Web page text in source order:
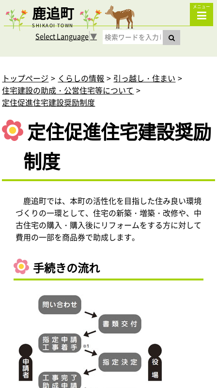
鹿追町
SHIKAOI TOWN
メニュー
Select Language▼
トップページ くらしの情報
引っ越し・住まい
住宅建設の助成・公営住宅等について
定住促進住宅建設奨励制度
定住促進住宅建設奨励
制度
鹿追町では、本町の活性化を目指した住み良い環境
づくりの一環として、住宅の新築・増築・改修や、中
古住宅の購入・購入後にリフォームをする方に対して
費用の一部を商品券で助成します。
手続きの流れ